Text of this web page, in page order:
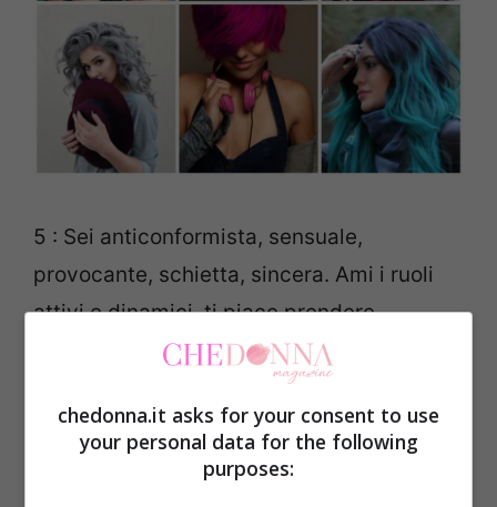
5 : Sei anticonformista, sensuale,
provocante, schietta, sincera. Ami i ruoli
attivi e dinamici, ti piace prendere
l’iniziativa e conoscere persone. Riesci a
stupire, affascinare, conquistare, anche
con un solo sguardo. In un uomo cerchi
virilità,carisma, passione..per te il sesso è
chedonna.it asks for your consent to use
your personal data for the following
purposes: